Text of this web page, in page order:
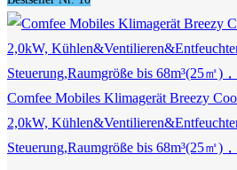
Comfee Mobiles Klimagerät Breezy
2,0kW,
Steuerung,Raumgröße bis 68m³(25㎡)